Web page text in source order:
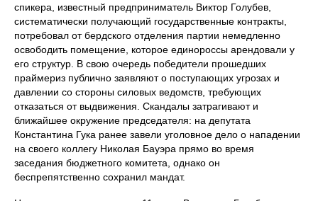
спикера, известный предприниматель Виктор Голубев,
систематически получающий государственные контракты,
потребовал от бердского отделения партии немедленно
освободить помещение, которое единороссы арендовали у
его структур. В свою очередь победители прошедших
праймериз публично заявляют о поступающих угрозах и
давлении со стороны силовых ведомств, требующих
отказаться от выдвижения. Скандалы затрагивают и
ближайшее окружение председателя: на депутата
Константина Гука ранее завели уголовное дело о нападении
на своего коллегу Николая Бауэра прямо во время
заседания бюджетного комитета, однако он
беспрепятственно сохранил мандат.